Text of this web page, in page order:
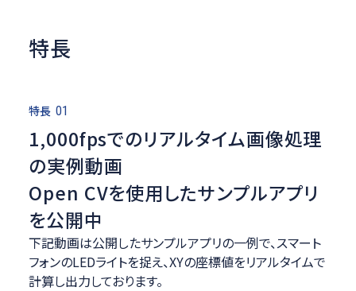
特長
特長 01
1,000fpsでのリアルタイム画像処理
の実例動画
Open CVを使用したサンプルアプリ
を公開中
下記動画は公開したサンプルアプリの一例で、スマート
フォンのLEDライトを捉え、XYの座標値をリアルタイムで
計算し出力しております。